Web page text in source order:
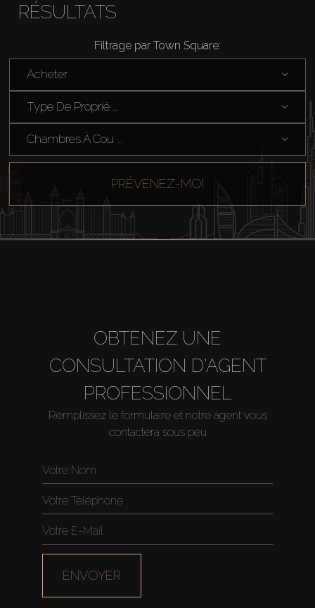
Acheter
Louer
Vendre
Hors Plan
RÉSULTATS
Filtrage par Town Square:
Acheter
Type De Proprié ...
Chambres À Cou ...
PRÉVENEZ-MOI
OBTENEZ UNE
CONSULTATION D'AGENT
PROFESSIONNEL
Remplissez le formulaire et notre agent vous
contactera sous peu
ENVOYER